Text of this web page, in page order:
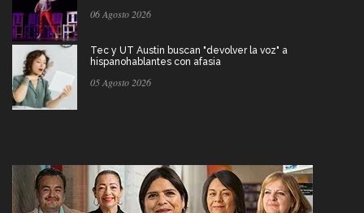
06 Agosto 2026
Tec y UT Austin buscan "devolver la voz" a
hispanohablantes con afasia
05 Agosto 2026